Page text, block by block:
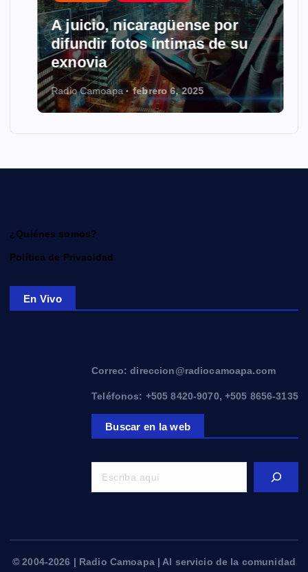
A juicio, nicaragüense por
difundir fotos íntimas de su
exnovia
Radio Camoapa febrero 6, 2025
¿Quiénes somos?
Política de Privacidad
En Vivo
Correo: direccion@radiocamoapa.com
Teléfonos: +505 8420-9070, +505 8656-3135
Buscar en la web
© 2004-2026 | Radio Camoapa | Al servicio de la comunidad